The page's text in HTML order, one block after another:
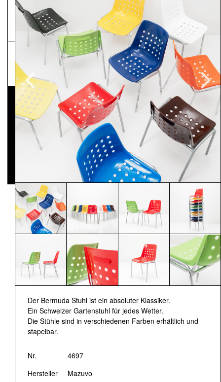
Der Bermuda Stuhl ist ein absoluter Klassiker.
Ein Schweizer Gartenstuhl für jedes Wetter.
Die Stühle sind in verschiedenen Farben erhältlich und
stapelbar.
Nr.
4697
Hersteller
Mazuvo
NEWSLETTER
Pressematerial